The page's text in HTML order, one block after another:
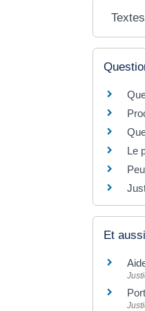
Le
Et aussi